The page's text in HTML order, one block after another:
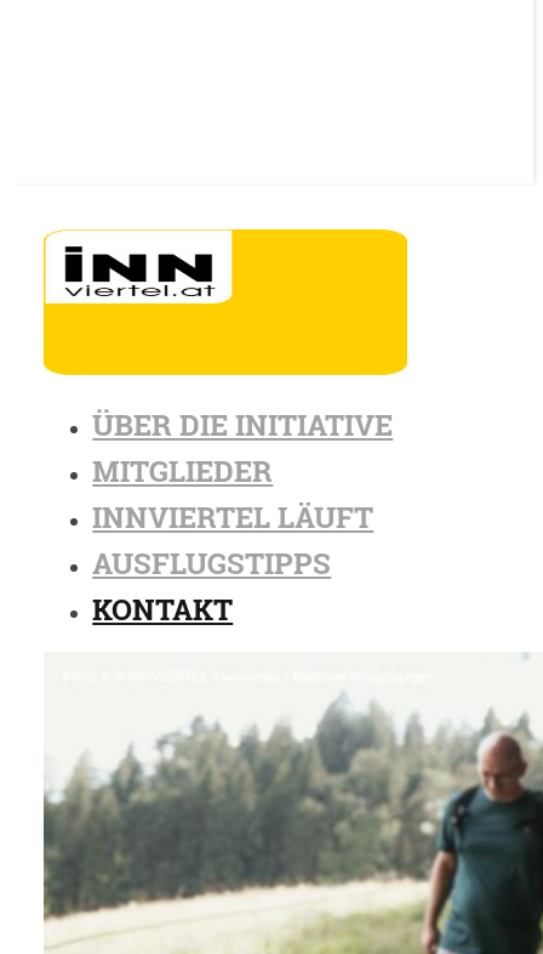
ÜBER DIE INITIATIVE
MITGLIEDER
INNVIERTEL LÄUFT
AUSFLUGSTIPPS
KONTAKT